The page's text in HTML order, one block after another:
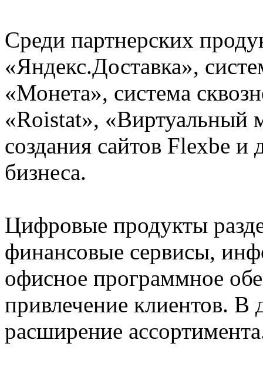
Среди партнерских
«Яндекс.Доставка»,
«Монета», система
«Roistat», «Виртуальный
создания сайтов Flexbe и
бизнеса.
Цифровые продукты
финансовые сервисы,
офисное программное
привлечение клиентов. В
расширение